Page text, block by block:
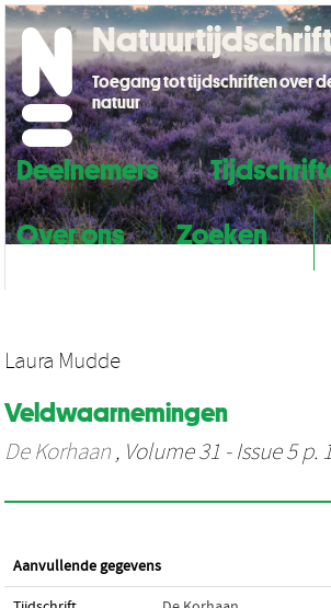
Deelnemers
Over ons
Zoeken
Toegang tot tijdschriften over
natuur
Laura Mudde
Veldwaarnemingen
De Korhaan , Volume 31 - Issue 5 p.
Aanvullende gegevens